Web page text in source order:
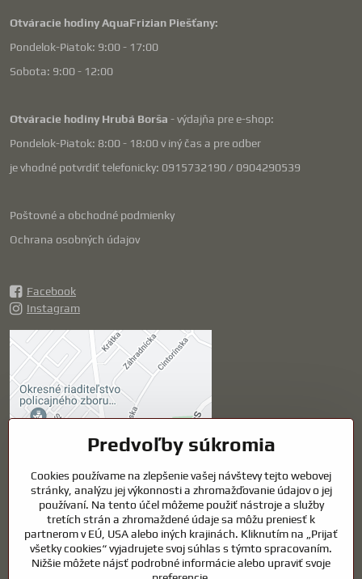
Otváracie hodiny AquaFrizian Piešťany:
Pondelok-Piatok: 9:00 - 17:00
Sobota: 9:00 - 12:00
Otváracie hodiny Hrubá Borša - výdajňa pre e-shop:
Pondelok-Piatok: 8:00 - 18:00 v iný čas a pre odber
je vhodné potvrdiť telefonicky: 0915732190 / 0904290539
Poštovné a obchodné podmienky
Ochrana osobných údajov
Facebook
Instagram
Externý obsah je
blokovaný Voľbami
súkromia
Prajete si načítať externý obsah?
Povoliť tentokrát
Povoliť a zapamätať -
súhlas s druhom cookie:
Funkčné
Predvoľby súkromia
Cookies používame na zlepšenie vašej návštevy tejto webovej
stránky, analýzu jej výkonnosti a zhromažďovanie údajov o jej
používaní. Na tento účel môžeme použiť nástroje a služby
tretích strán a zhromaždené údaje sa môžu preniesť k
partnerom v EÚ, USA alebo iných krajinách. Kliknutím na „Prijať
všetky cookies“ vyjadrujete svoj súhlas s týmto spracovaním.
Nižšie môžete nájsť podrobné informácie alebo upraviť svoje